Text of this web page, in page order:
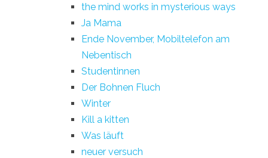
the mind works in mysterious ways
Ja Mama
Ende November, Mobiltelefon am
Nebentisch
Studentinnen
Der Bohnen Fluch
Winter
Kill a kitten
Was läuft
neuer versuch